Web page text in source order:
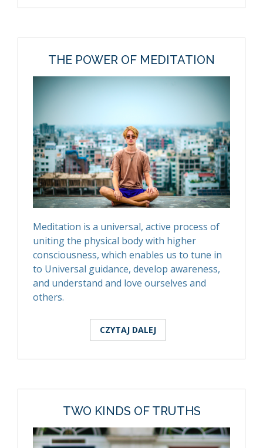
THE POWER OF MEDITATION
Meditation is a universal, active process of
uniting the physical body with higher
consciousness, which enables us to tune in
to Universal guidance, develop awareness,
and understand and love ourselves and
others.
CZYTAJ DALEJ
TWO KINDS OF TRUTHS